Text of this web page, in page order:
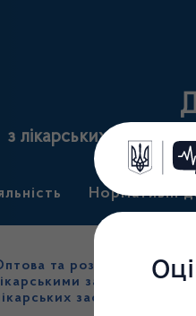
з лікарських засобів
Нормативні
та роздрібна
засобами,
засобів (крім